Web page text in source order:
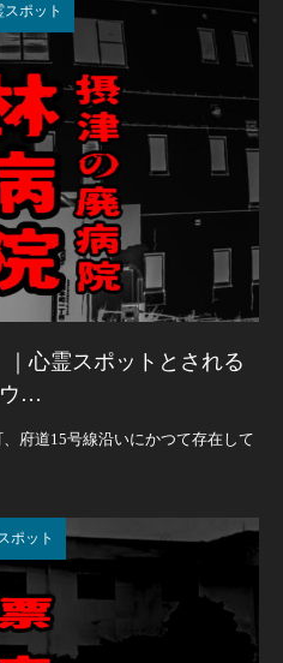
ポット
心霊スポットとされる
ウ…
府道15号線沿いにかつて存在して
ポット